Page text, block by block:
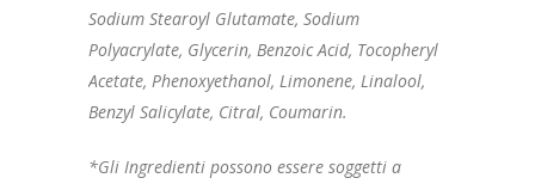
Sodium Stearoyl Glutamate, Sodium
Polyacrylate, Glycerin, Benzoic Acid, Tocopheryl
Acetate, Phenoxyethanol, Limonene, Linalool,
Benzyl Salicylate, Citral, Coumarin.
*Gli Ingredienti possono essere soggetti a